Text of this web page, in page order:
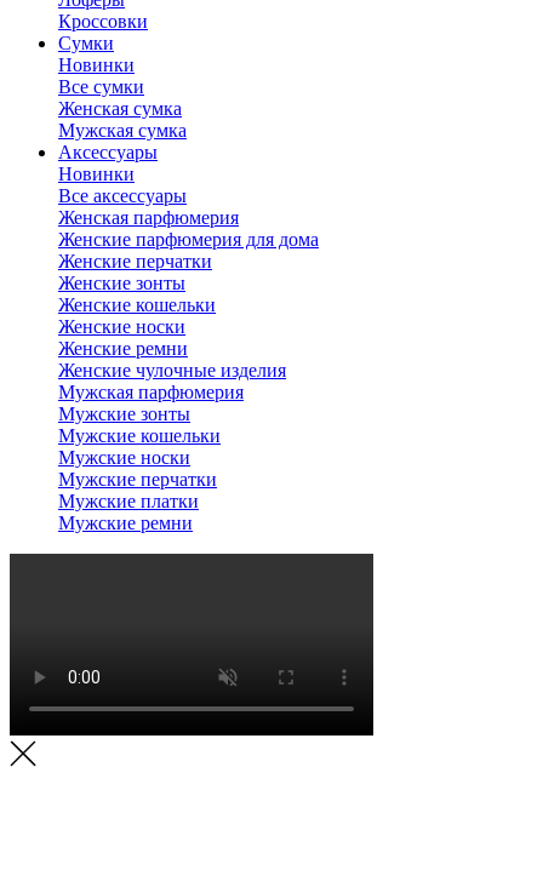
Кроссовки
Сумки
Новинки
Все сумки
Женская сумка
Мужская сумка
Аксессуары
Новинки
Все аксессуары
Женская парфюмерия
Женские парфюмерия для дома
Женские перчатки
Женские зонты
Женские кошельки
Женские носки
Женские ремни
Женские чулочные изделия
Мужская парфюмерия
Мужские зонты
Мужские кошельки
Мужские носки
Мужские перчатки
Мужские платки
Мужские ремни